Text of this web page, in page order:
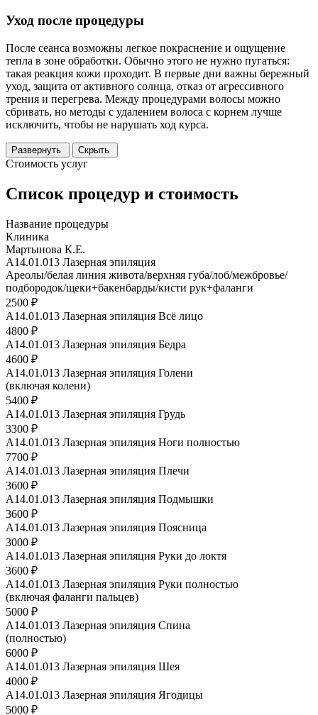
Уход после процедуры
После сеанса возможны легкое покраснение и ощущение
тепла в зоне обработки. Обычно этого не нужно пугаться:
такая реакция кожи проходит. В первые дни важны бережный
уход, защита от активного солнца, отказ от агрессивного
трения и перегрева. Между процедурами волосы можно
сбривать, но методы с удалением волоса с корнем лучше
исключить, чтобы не нарушать ход курса.
Развернуть Скрыть
Стоимость услуг
Список процедур и стоимость
Название процедуры
Клиника
Мартынова К.Е.
A14.01.013 Лазерная эпиляция
Ареолы/белая линия живота/верхняя губа/лоб/межбровье/
подбородок/щеки+бакенбарды/кисти рук+фаланги
2500 ₽
A14.01.013 Лазерная эпиляция Всё лицо
4800 ₽
A14.01.013 Лазерная эпиляция Бедра
4600 ₽
A14.01.013 Лазерная эпиляция Голени
(включая колени)
5400 ₽
A14.01.013 Лазерная эпиляция Грудь
3300 ₽
A14.01.013 Лазерная эпиляция Ноги полностью
7700 ₽
A14.01.013 Лазерная эпиляция Плечи
3600 ₽
A14.01.013 Лазерная эпиляция Подмышки
3600 ₽
A14.01.013 Лазерная эпиляция Поясница
3000 ₽
A14.01.013 Лазерная эпиляция Руки до локтя
3600 ₽
A14.01.013 Лазерная эпиляция Руки полностью
(включая фаланги пальцев)
5000 ₽
A14.01.013 Лазерная эпиляция Спина
(полностью)
6000 ₽
A14.01.013 Лазерная эпиляция Шея
4000 ₽
A14.01.013 Лазерная эпиляция Ягодицы
5000 ₽